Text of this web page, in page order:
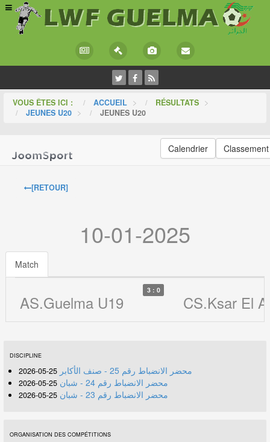
VOUS ÊTES ICI : ACCUEIL > RÉSULTATS >
JEUNES U20 > JEUNES U20
Calendrier Classement
[RETOUR]
10-01-2025
Match
AS.Guelma U19
3 : 0
CS.Ksar El
DISCIPLINE
محضر الانضباط رقم 25 - صنف الأكابر 25-05-2026
محضر الانضباط رقم 24 - شبان 25-05-2026
محضر الانضباط رقم 23 - شبان 25-05-2026
ORGANISATION DES COMPÉTITIONS